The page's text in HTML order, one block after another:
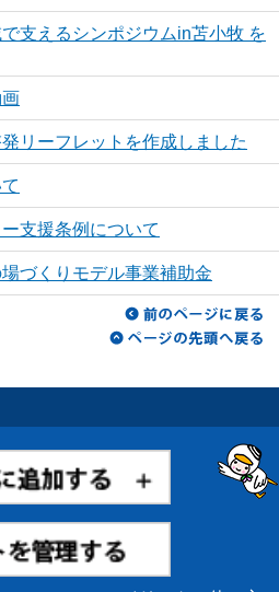
支えるシンポジウムin苫小牧 を
リーフレットを作成しました
支援条例について
づくりモデル事業補助金